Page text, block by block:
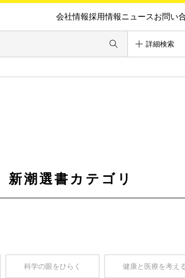
会社情報採用情報ニュースお問い
詳細検索
新潮選書カテゴリ
科学の眼をひらく 健康と医療を考え